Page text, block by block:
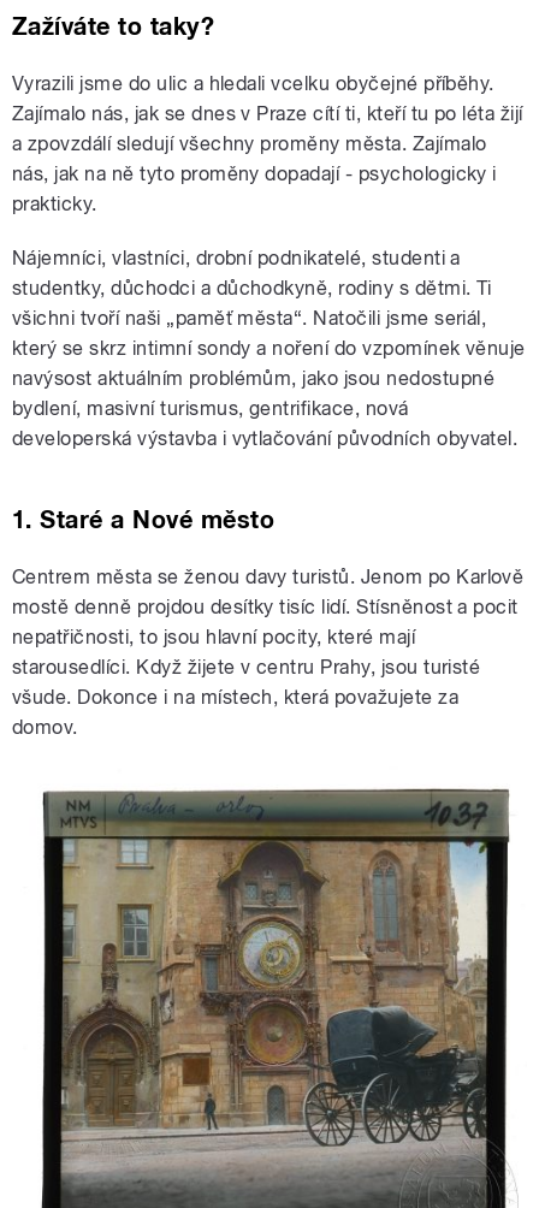
Zažíváte to taky?
Vyrazili jsme do ulic a hledali vcelku obyčejné příběhy.
Zajímalo nás, jak se dnes v Praze cítí ti, kteří tu po léta žijí
a zpovzdálí sledují všechny proměny města. Zajímalo
nás, jak na ně tyto proměny dopadají - psychologicky i
prakticky.
Nájemníci, vlastníci, drobní podnikatelé, studenti a
studentky, důchodci a důchodkyně, rodiny s dětmi. Ti
všichni tvoří naši „paměť města“. Natočili jsme seriál,
který se skrz intimní sondy a noření do vzpomínek věnuje
navýsost aktuálním problémům, jako jsou nedostupné
bydlení, masivní turismus, gentrifikace, nová
developerská výstavba i vytlačování původních obyvatel.
1. Staré a Nové město
Centrem města se ženou davy turistů. Jenom po Karlově
mostě denně projdou desítky tisíc lidí. Stísněnost a pocit
nepatřičnosti, to jsou hlavní pocity, které mají
starousedlíci. Když žijete v centru Prahy, jsou turisté
všude. Dokonce i na místech, která považujete za
domov.